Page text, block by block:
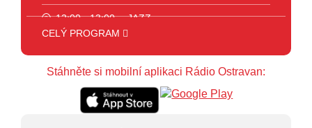
12:00 - 13:00 JAZZ
14:00 - 15:00 FOLK
15:00 - 16:00 POP STARS
CELÝ PROGRAM
Stáhněte si mobilní aplikaci Rádio Ostravan: